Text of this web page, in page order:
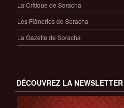
La Critique de Soracha
Les Flâneries de Soracha
La Gazette de Soracha
DÉCOUVREZ LA